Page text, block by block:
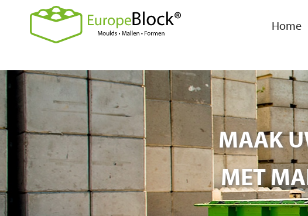
Home
MAAK
MET